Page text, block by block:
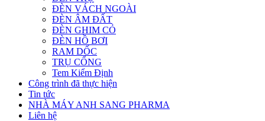
ĐÈN VÁCH NGOÀI
ĐÈN ÂM ĐẤT
ĐÈN GHIM CỎ
ĐÈN HỒ BƠI
RAM DỐC
TRỤ CỔNG
Tem Kiểm Định
Công trình đã thực hiện
Tin tức
NHÀ MÁY ANH SANG PHARMA
Liên hệ